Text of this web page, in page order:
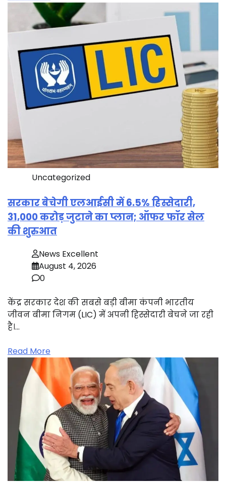
Uncategorized
सरकार बेचेगी एलआईसी में 6.5% हिस्सेदारी,
31,000 करोड़ जुटाने का प्लान; ऑफर फॉर सेल
की शुरुआत
News Excellent
August 4, 2026
0
केंद्र सरकार देश की सबसे बड़ी बीमा कंपनी भारतीय
जीवन बीमा निगम (LIC) में अपनी हिस्सेदारी बेचने जा रही
है।…
Read More